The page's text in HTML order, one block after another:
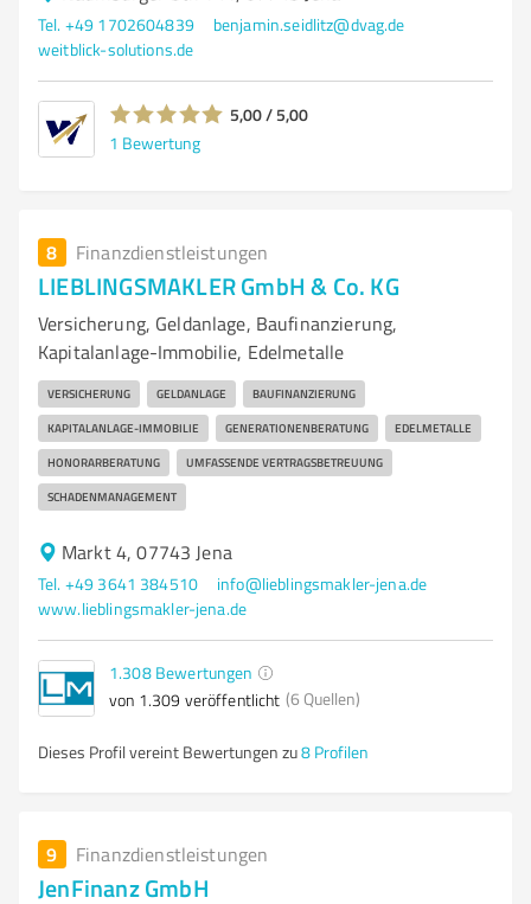
Tel. +49 1702604839
benjamin.seidlitz@dvag.de
weitblick-solutions.de
5,00 / 5,00
1 Bewertung
8 Finanzdienstleistungen
LIEBLINGSMAKLER GmbH & Co. KG
Versicherung, Geldanlage, Baufinanzierung,
Kapitalanlage-Immobilie, Edelmetalle
VERSICHERUNG GELDANLAGE BAUFINANZIERUNG
KAPITALANLAGE-IMMOBILIE GENERATIONENBERATUNG EDELMETALLE
HONORARBERATUNG UMFASSENDE VERTRAGSBETREUUNG
SCHADENMANAGEMENT
Markt 4, 07743 Jena
Tel. +49 3641 384510
info@lieblingsmakler-jena.de
www.lieblingsmakler-jena.de
1.308 Bewertungen
von 1.309 veröffentlicht (6 Quellen)
Dieses Profil vereint Bewertungen zu8 Profilen
9 Finanzdienstleistungen
JenFinanz GmbH